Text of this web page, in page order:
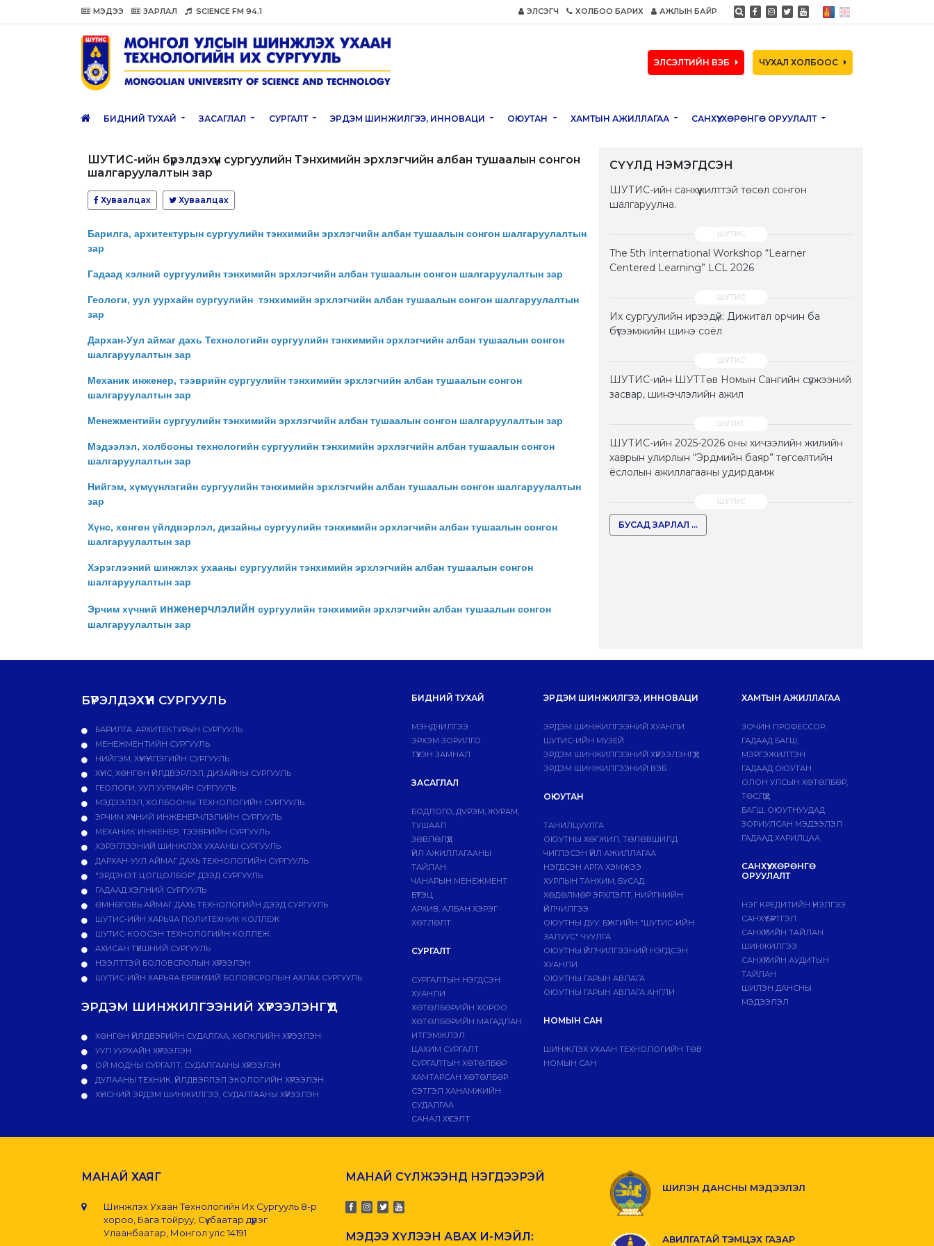
МЭДЭЭ ЗАРЛАЛ SCIENCE FM 94.1 ЭЛСЭГЧ ХОЛБОО БАРИХ АЖЛЫН БАЙР
ЭЛСЭЛТИЙН ВЭБ ЧУХАЛ ХОЛБООС
БИДНИЙ ТУХАЙ ЗАСАГЛАЛ СУРГАЛТ ЭРДЭМ ШИНЖИЛГЭЭ, ИННОВАЦИ ОЮУТАН ХАМТЫН АЖИЛЛАГАА САНХҮҮ, ХӨРӨНГӨ ОРУУЛАЛТ
ШУТИС-ийн бүрэлдэхүүн сургуулийн Тэнхимийн эрхлэгчийн албан тушаалын сонгон
шалгаруулалтын зар
Хуваалцах Хуваалцах
Барилга, архитектурын сургуулийн тэнхимийн эрхлэгчийн албан тушаалын сонгон шалгаруулалтын
зар
Гадаад хэлний сургуулийн тэнхимийн эрхлэгчийн албан тушаалын сонгон шалгаруулалтын зар
Геологи, уул уурхайн сургуулийн тэнхимийн эрхлэгчийн албан тушаалын сонгон шалгаруулалтын
зар
Дархан-Уул аймаг дахь Технологийн сургуулийн тэнхимийн эрхлэгчийн албан тушаалын сонгон
шалгаруулалтын зар
Механик инженер, тээврийн сургуулийн тэнхимийн эрхлэгчийн албан тушаалын сонгон
шалгаруулалтын зар
Менежментийн сургуулийн тэнхимийн эрхлэгчийн албан тушаалын сонгон шалгаруулалтын зар
Мэдээлэл, холбооны технологийн сургуулийн тэнхимийн эрхлэгчийн албан тушаалын сонгон
шалгаруулалтын зар
Нийгэм, хүмүүнлэгийн сургуулийн тэнхимийн эрхлэгчийн албан тушаалын сонгон шалгаруулалтын
зар
Хүнс, хөнгөн үйлдвэрлэл, дизайны сургуулийн тэнхимийн эрхлэгчийн албан тушаалын сонгон
шалгаруулалтын зар
Хэрэглээний шинжлэх ухааны сургуулийн тэнхимийн эрхлэгчийн албан тушаалын сонгон
шалгаруулалтын зар
Эрчим хүчний инженерчлэлийн сургуулийн тэнхимийн эрхлэгчийн албан тушаалын сонгон
шалгаруулалтын зар
СҮҮЛД НЭМЭГДСЭН
ШУТИС-ийн санхүүжилттэй төсөл сонгон
шалгаруулна.
The 5th International Workshop “Learner
Centered Learning” LCL 2026
Их сургуулийн ирээдүй: Дижитал орчин ба
бүтээмжийн шинэ соёл
ШУТИС-ийн ШУТТөв Номын Сангийн сүлжээний
засвар, шинэчлэлийн ажил
ШУТИС-ийн 2025-2026 оны хичээлийн жилийн
хаврын улирлын “Эрдмийн баяр” төгсөлтийн
ёслолын ажиллагааны удирдамж
БУСАД ЗАРЛАЛ ...
БҮРЭЛДЭХҮҮН СУРГУУЛЬ
БАРИЛГА, АРХИТЕКТУРЫН СУРГУУЛЬ
МЕНЕЖМЕНТИЙН СУРГУУЛЬ
НИЙГЭМ, ХҮМҮҮНЛЭГИЙН СУРГУУЛЬ
ХҮНС, ХӨНГӨН ҮЙЛДВЭРЛЭЛ, ДИЗАЙНЫ СУРГУУЛЬ
ГЕОЛОГИ, УУЛ УУРХАЙН СУРГУУЛЬ
МЭДЭЭЛЭЛ, ХОЛБООНЫ ТЕХНОЛОГИЙН СУРГУУЛЬ
ЭРЧИМ ХҮЧНИЙ ИНЖЕНЕРЧЛЭЛИЙН СУРГУУЛЬ
МЕХАНИК ИНЖЕНЕР, ТЭЭВРИЙН СУРГУУЛЬ
ХЭРЭГЛЭЭНИЙ ШИНЖЛЭХ УХААНЫ СУРГУУЛЬ
ДАРХАН-УУЛ АЙМАГ ДАХЬ ТЕХНОЛОГИЙН СУРГУУЛЬ
"ЭРДЭНЭТ ЦОГЦОЛБОР" ДЭЭД СУРГУУЛЬ
ГАДААД ХЭЛНИЙ СУРГУУЛЬ
ӨМНӨГОВЬ АЙМАГ ДАХЬ ТЕХНОЛОГИЙН ДЭЭД СУРГУУЛЬ
ШУТИС-ИЙН ХАРЬЯА ПОЛИТЕХНИК КОЛЛЕЖ
ШУТИС-КООСЭН ТЕХНОЛОГИЙН КОЛЛЕЖ
АХИСАН ТҮВШНИЙ СУРГУУЛЬ
НЭЭЛТТЭЙ БОЛОВСРОЛЫН ХҮРЭЭЛЭН
ШУТИС-ИЙН ХАРЬЯА ЕРӨНХИЙ БОЛОВСРОЛЫН АХЛАХ СУРГУУЛЬ
ЭРДЭМ ШИНЖИЛГЭЭНИЙ ХҮРЭЭЛЭНГҮҮД
ХӨНГӨН ҮЙЛДВЭРИЙН СУДАЛГАА, ХӨГЖЛИЙН ХҮРЭЭЛЭН
УУЛ УУРХАЙН ХҮРЭЭЛЭН
ОЙ МОДНЫ СУРГАЛТ, СУДАЛГААНЫ ХҮРЭЭЛЭН
ДУЛААНЫ ТЕХНИК, ҮЙЛДВЭРЛЭЛ ЭКОЛОГИЙН ХҮРЭЭЛЭН
ХҮНСНИЙ ЭРДЭМ ШИНЖИЛГЭЭ, СУДАЛГААНЫ ХҮРЭЭЛЭН
БИДНИЙ ТУХАЙ
МЭНДЧИЛГЭЭ
ЭРХЭМ ЗОРИЛГО
ТҮҮХЭН ЗАМНАЛ
ЗАСАГЛАЛ
БОДЛОГО, ДVРЭМ, ЖУРАМ,
ТУШААЛ
ЗӨВЛӨЛҮҮД
ҮЙЛ АЖИЛЛАГААНЫ
ТАЙЛАН
ЧАНАРЫН МЕНЕЖМЕНТ
БҮТЭЦ
АРХИВ, АЛБАН ХЭРЭГ
ХӨТЛӨЛТ
СУРГАЛТ
СУРГАЛТЫН НЭГДСЭН
ХУАНЛИ
ХӨТӨЛБӨРИЙН ХОРОО
ХӨТӨЛБӨРИЙН МАГАДЛАН
ИТГЭМЖЛЭЛ
ЦАХИМ СУРГАЛТ
СУРГАЛТЫН ХӨТӨЛБӨР
ХАМТАРСАН ХӨТӨЛБӨР
СЭТГЭЛ ХАНАМЖИЙН
СУДАЛГАА
САНАЛ ХҮСЭЛТ
ЭРДЭМ ШИНЖИЛГЭЭ, ИННОВАЦИ
ЭРДЭМ ШИНЖИЛГЭЭНИЙ ХУАНЛИ
ШУТИС-ИЙН МУЗЕЙ
ЭРДЭМ ШИНЖИЛГЭЭНИЙ ХҮРЭЭЛЭНГҮҮД
ЭРДЭМ ШИНЖИЛГЭЭНИЙ ВЭБ
ОЮУТАН
ТАНИЛЦУУЛГА
ОЮУТНЫ ХӨГЖИЛ, ТӨЛӨВШИЛД
ЧИГЛЭСЭН ҮЙЛ АЖИЛЛАГАА
НЭГДСЭН АРГА ХЭМЖЭЭ
ХУРЛЫН ТАНХИМ, БУСАД
ХӨДӨЛМӨР ЭРХЛЭЛТ, НИЙГМИЙН
ҮЙЛЧИЛГЭЭ
ОЮУТНЫ ДУУ, БҮЖГИЙН "ШУТИС-ИЙН
ЗАЛУУС" ЧУУЛГА
ОЮУТНЫ ҮЙЛЧИЛГЭЭНИЙ НЭГДСЭН
ХУАНЛИ
ОЮУТНЫ ГАРЫН АВЛАГА
ОЮУТНЫ ГАРЫН АВЛАГА АНГЛИ
НОМЫН САН
ШИНЖЛЭХ УХААН ТЕХНОЛОГИЙН ТӨВ
НОМЫН САН
ХАМТЫН АЖИЛЛАГАА
ЗОЧИН ПРОФЕССОР,
ГАДААД БАГШ,
МЭРГЭЖИЛТЭН
ГАДААД ОЮУТАН
ОЛОН УЛСЫН ХӨТӨЛБӨР,
ТӨСЛҮҮД
БАГШ, ОЮУТНУУДАД
ЗОРИУЛСАН МЭДЭЭЛЭЛ
ГАДААД ХАРИЛЦАА
САНХҮҮ, ХӨРӨНГӨ
ОРУУЛАЛТ
НЭГ КРЕДИТИЙН ҮНЭЛГЭЭ
САНХҮҮ БҮРТГЭЛ
САНХҮҮГИЙН ТАЙЛАН
ШИНЖИЛГЭЭ
САНХҮҮГИЙН АУДИТЫН
ТАЙЛАН
ШИЛЭН ДАНСНЫ
МЭДЭЭЛЭЛ
МАНАЙ ХАЯГ
Шинжлэх Ухаан Технологийн Их Сургууль 8-р
хороо, Бага тойруу, Сүхбаатар дүүрэг
Улаанбаатар, Монгол улс 14191
МАНАЙ СҮЛЖЭЭНД НЭГДЭЭРЭЙ
МЭДЭЭ ХҮЛЭЭН АВАХ И-МЭЙЛ:
ШИЛЭН ДАНСНЫ МЭДЭЭЛЭЛ
АВИЛГАТАЙ ТЭМЦЭХ ГАЗАР